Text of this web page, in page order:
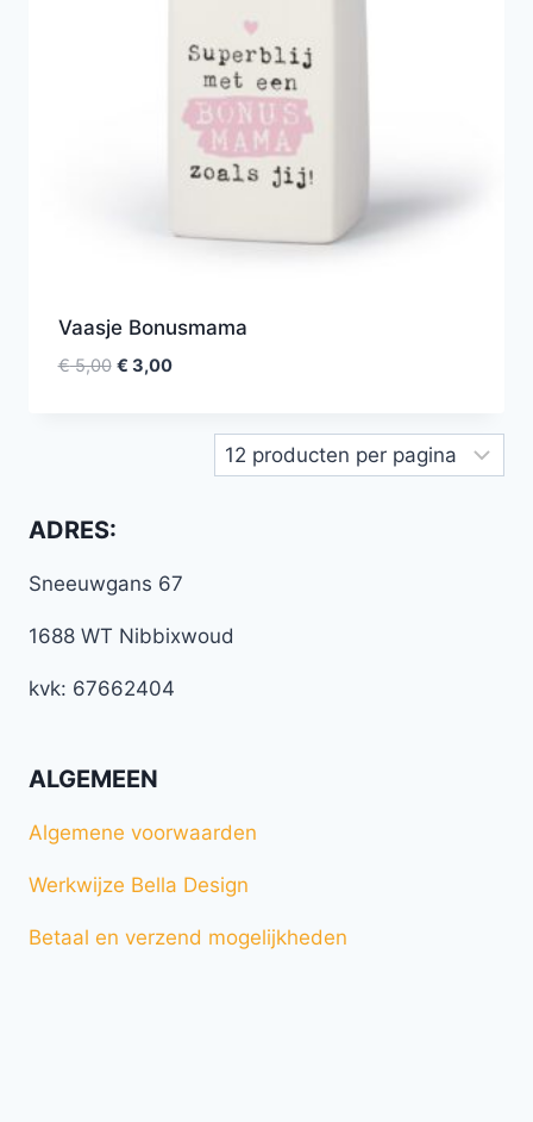
Vaasje Bonusmama
€5,00 € 3,00
ADRES:
Sneeuwgans 67
1688 WT Nibbixwoud
kvk: 67662404
ALGEMEEN
Algemene voorwaarden
Werkwijze Bella Design
Betaal en verzend mogelijkheden